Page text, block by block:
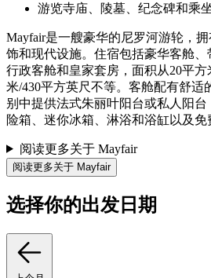
游览寺庙、陵墓、纪念碑和乘
Mayfair是一艘豪华的尼罗河游轮，
饰和现代设施。住宿包括豪华客舱
行政客舱和皇家套房，面积从20平方
米/430平方英尺不等。客舱配有舒适
别中提供法式朱丽叶阳台或私人阳
险箱、迷你冰箱、淋浴和浴缸以及免
阅读更多关于 Mayfair
阅读更多关于 Mayfair
选择你的出发日期